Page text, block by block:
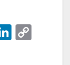
Li